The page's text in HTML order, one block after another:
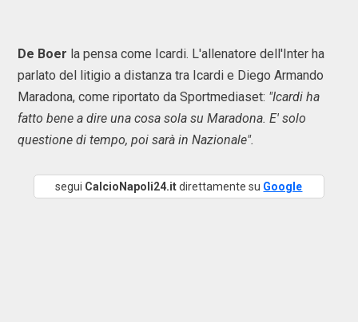
De Boer la pensa come Icardi. L'allenatore dell'Inter ha
parlato del litigio a distanza tra Icardi e Diego Armando
Maradona, come riportato da Sportmediaset: "Icardi ha
fatto bene a dire una cosa sola su Maradona. E' solo
questione di tempo, poi sarà in Nazionale".
segui CalcioNapoli24.itdirettamente su Google